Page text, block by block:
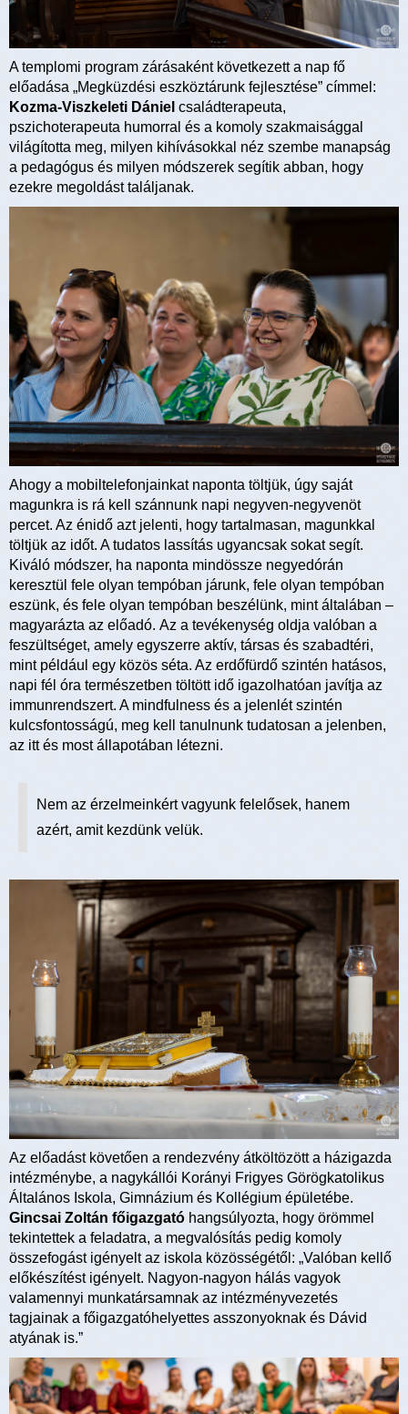
A templomi program zárásaként következett a nap fő
előadása „Megküzdési eszköztárunk fejlesztése” címmel:
Kozma-Viszkeleti Dániel családterapeuta,
pszichoterapeuta humorral és a komoly szakmaisággal
világította meg, milyen kihívásokkal néz szembe manapság
a pedagógus és milyen módszerek segítik abban, hogy
ezekre megoldást találjanak.
Ahogy a mobiltelefonjainkat naponta töltjük, úgy saját
magunkra is rá kell szánnunk napi negyven-negyvenöt
percet. Az énidő azt jelenti, hogy tartalmasan, magunkkal
töltjük az időt. A tudatos lassítás ugyancsak sokat segít.
Kiváló módszer, ha naponta mindössze negyedórán
keresztül fele olyan tempóban járunk, fele olyan tempóban
eszünk, és fele olyan tempóban beszélünk, mint általában –
magyarázta az előadó. Az a tevékenység oldja valóban a
feszültséget, amely egyszerre aktív, társas és szabadtéri,
mint például egy közös séta. Az erdőfürdő szintén hatásos,
napi fél óra természetben töltött idő igazolhatóan javítja az
immunrendszert. A mindfulness és a jelenlét szintén
kulcsfontosságú, meg kell tanulnunk tudatosan a jelenben,
az itt és most állapotában létezni.
Nem az érzelmeinkért vagyunk felelősek, hanem
azért, amit kezdünk velük.
Az előadást követően a rendezvény átköltözött a házigazda
intézménybe, a nagykállói Korányi Frigyes Görögkatolikus
Általános Iskola, Gimnázium és Kollégium épületébe.
Gincsai Zoltán főigazgató hangsúlyozta, hogy örömmel
tekintettek a feladatra, a megvalósítás pedig komoly
összefogást igényelt az iskola közösségétől: „Valóban kellő
előkészítést igényelt. Nagyon-nagyon hálás vagyok
valamennyi munkatársamnak az intézményvezetés
tagjainak a főigazgatóhelyettes asszonyoknak és Dávid
atyának is.”